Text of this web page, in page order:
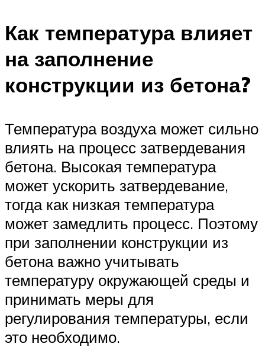
Как температура влияет
на заполнение
конструкции из бетона?
Температура воздуха может сильно
влиять на процесс затвердевания
бетона. Высокая температура
может ускорить затвердевание,
тогда как низкая температура
может замедлить процесс. Поэтому
при заполнении конструкции из
бетона важно учитывать
температуру окружающей среды и
принимать меры для
регулирования температуры, если
это необходимо.